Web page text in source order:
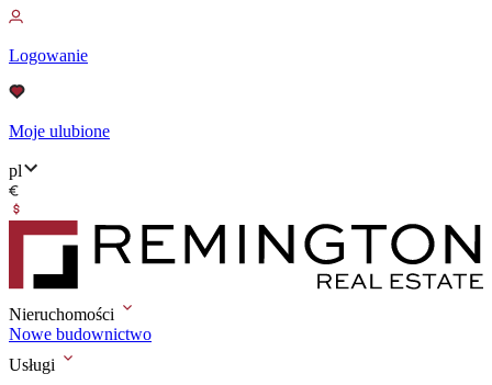
Logowanie
Moje ulubione
pl
Nieruchomości
Nowe budownictwo
Usługi